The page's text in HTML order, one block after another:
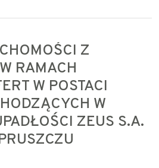
Z
RAMACH
W POSTACI
W
ZEUS S.A.